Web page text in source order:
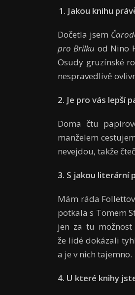
1. Jakou knihu
Dočetla jsem
pro Brilku od Nino
Osudy gruzínské
nespravedlivě
2. Je pro vás lepší
Doma čtu
manželem
nevejdou, takže
3. S jakou literární
Mám ráda
potkala s Tomem
jen za tu
že lidé dokázali
a je v nich tajemno.
4. U které knihy